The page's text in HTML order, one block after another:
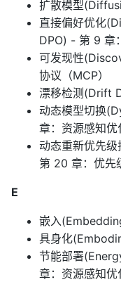
扩散模型
直接偏好优化
DPO) - 第 9 章
可发现性
协议（MCP）
漂移检测(Drift
动态模型切换
章：资源感知优
动态重新优先
第 20 章：优先
E
嵌入
具身化
节能部署
章：资源感知优